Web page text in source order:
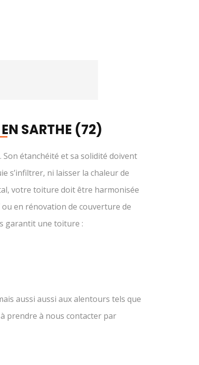
SARTHE (72)
étanchéité et sa solidité doivent
s’infiltrer, ni laisser la chaleur de
votre toiture doit être harmonisée
en rénovation de couverture de
garantit une toiture :
aussi aussi aux alentours tels que
prendre à nous contacter par